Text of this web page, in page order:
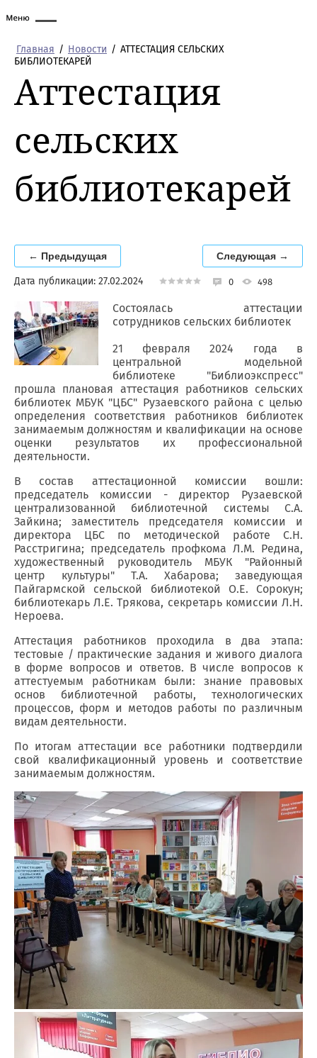
Главная / Новости / АТТЕСТАЦИЯ СЕЛЬСКИХ
БИБЛИОТЕКАРЕЙ
Аттестация
сельских
библиотекарей
← Предыдущая Следующая →
Дата публикации: 27.02.2024 0 498
Состоялась аттестации
сотрудников сельских библиотек
21 февраля 2024 года в
центральной модельной
библиотеке "Библиоэкспресс"
прошла плановая аттестация работников сельских
библиотек МБУК "ЦБС" Рузаевского района с целью
определения соответствия работников библиотек
занимаемым должностям и квалификации на основе
оценки результатов их профессиональной
деятельности.
В состав аттестационной комиссии вошли:
председатель комиссии - директор Рузаевской
централизованной библиотечной системы С.А.
Зайкина; заместитель председателя комиссии и
директора ЦБС по методической работе С.Н.
Расстригина; председатель профкома Л.М. Редина,
художественный руководитель МБУК "Районный
центр культуры" Т.А. Хабарова; заведующая
Пайгармской сельской библиотекой О.Е. Сорокун;
библиотекарь Л.Е. Трякова, секретарь комиссии Л.Н.
Нероева.
Аттестация работников проходила в два этапа:
тестовые / практические задания и живого диалога
в форме вопросов и ответов. В числе вопросов к
аттестуемым работникам были: знание правовых
основ библиотечной работы, технологических
процессов, форм и методов работы по различным
видам деятельности.
По итогам аттестации все работники подтвердили
свой квалификационный уровень и соответствие
занимаемым должностям.